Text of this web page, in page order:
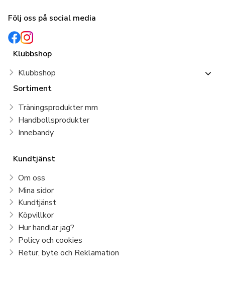
Följ oss på social media
Klubbshop
Klubbshop
Sortiment
Träningsprodukter mm
Handbollsprodukter
Innebandy
Kundtjänst
Om oss
Mina sidor
Kundtjänst
Köpvillkor
Hur handlar jag?
Policy och cookies
Retur, byte och Reklamation